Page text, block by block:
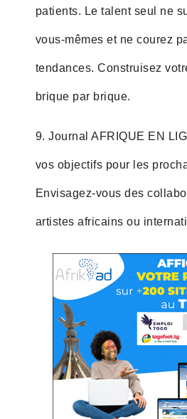
patients. Le talent seul ne
vous-mêmes et ne courez
tendances. Construisez
brique par brique.
9. Journal AFRIQUE EN
vos objectifs pour les
Envisagez-vous des
artistes africains ou